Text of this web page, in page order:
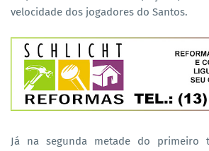
velocidade dos jogadores do Santos.
Já na segunda metade do primeiro